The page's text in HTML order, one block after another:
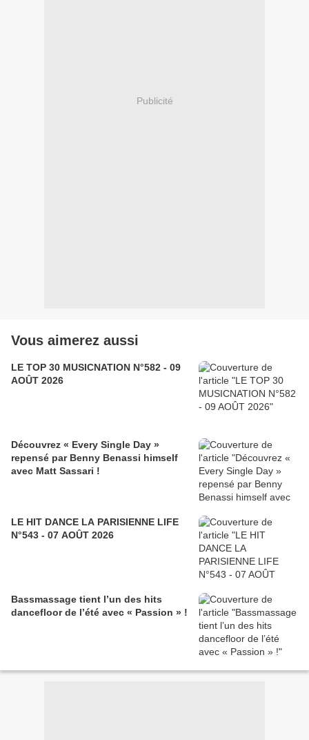
Publicité
Vous aimerez aussi
LE TOP 30 MUSICNATION N°582 - 09
AOÛT 2026
Découvrez « Every Single Day »
repensé par Benny Benassi himself
avec Matt Sassari !
LE HIT DANCE LA PARISIENNE LIFE
N°543 - 07 AOÛT 2026
Bassmassage tient l’un des hits
dancefloor de l’été avec « Passion » !